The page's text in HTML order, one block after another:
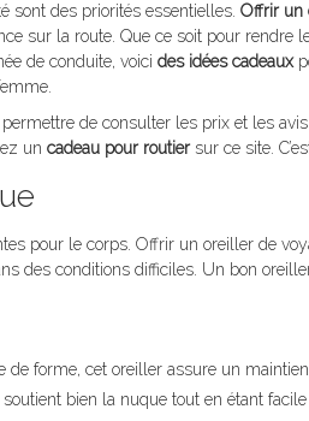
sont des priorités essentielles. Offrir un
sur la route. Que ce soit pour rendre
de conduite, voici des idées cadeaux
de consulter les prix et les
un cadeau pour routiersur ce site.
pour le corps. Offrir un oreiller de
des conditions difficiles. Un bon
forme, cet oreiller assure un
bien la nuque tout en étant facile